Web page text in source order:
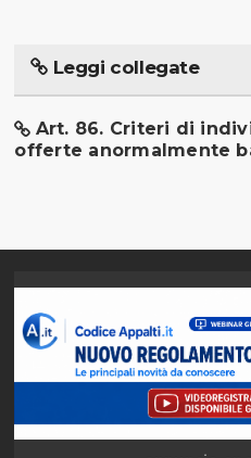
Leggi collegate
Art. 86. Criteri di
offerte anormalmente